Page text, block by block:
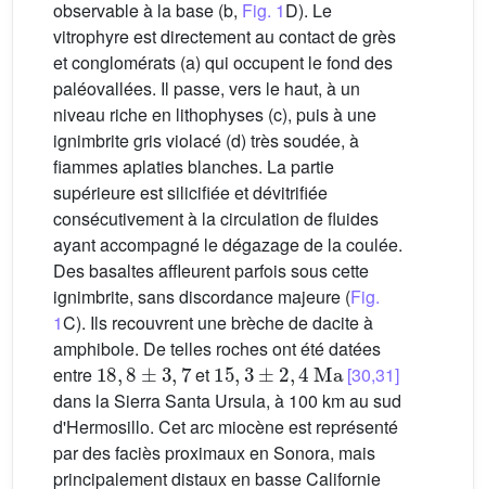
observable à la base (b, Fig. 1D). Le
vitrophyre est directement au contact de grès
et conglomérats (a) qui occupent le fond des
paléovallées. Il passe, vers le haut, à un
niveau riche en lithophyses (c), puis à une
ignimbrite gris violacé (d) très soudée, à
fiammes aplaties blanches. La partie
supérieure est silicifiée et dévitrifiée
consécutivement à la circulation de fluides
ayant accompagné le dégazage de la coulée.
Des basaltes affleurent parfois sous cette
ignimbrite, sans discordance majeure (Fig.
1C). Ils recouvrent une brèche de dacite à
amphibole. De telles roches ont été datées
entre
18,8 ±3,7
et
15,3±2,4Ma
[30,31]
dans la Sierra Santa Ursula, à 100 km au sud
d'Hermosillo. Cet arc miocène est représenté
par des faciès proximaux en Sonora, mais
principalement distaux en basse Californie